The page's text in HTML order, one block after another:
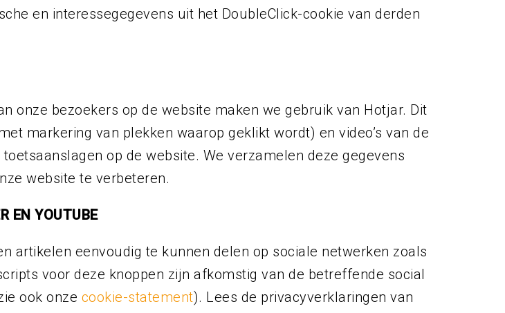
en interessegegevens uit het DoubleClick-cookie van derden
onze bezoekers op de website maken we gebruik van Hotjar. Dit
markering van plekken waarop geklikt wordt) en video’s van de
op de website. We verzamelen deze gegevens
website te verbeteren.
EN YOUTUBE
artikelen eenvoudig te kunnen delen op sociale netwerken zoals
voor deze knoppen zijn afkomstig van de betreffende social
ook onze cookie-statement). Lees de privacyverklaringen van